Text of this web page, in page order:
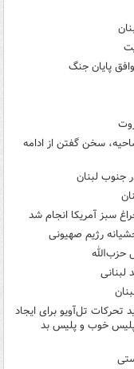
پایان جنگ
سخن گفتن از ادامه
جنوب لبنان
سبز آمریکا انجام شد
رژیم صهیونی
حزب‌الله
تل‌آویو برای ایجاد
پلیس خوب و پلیس بد